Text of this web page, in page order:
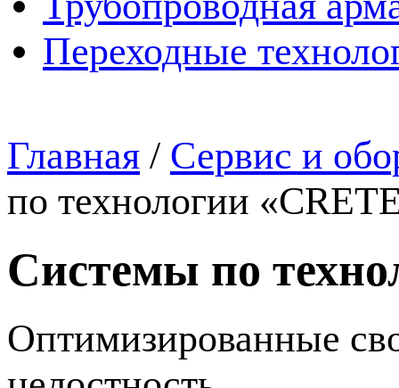
Переходные
Главная / Сервис и
по технологии
Системы по
Оптимизированные